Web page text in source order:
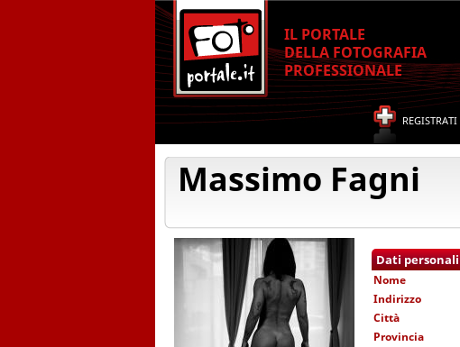
IL PORTALE
DELLA FOTOGRAFIA
PROFESSIONALE
REGISTRATI
Massimo Fagni
Dati personali
Nome
Indirizzo
Città
Provincia